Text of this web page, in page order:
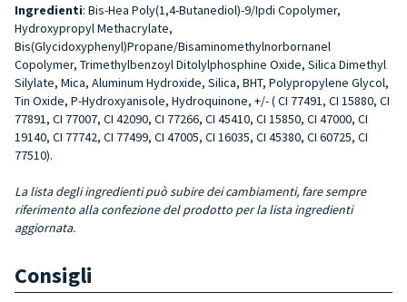
Ingredienti: Bis-Hea Poly(1,4-Butanediol)-9/Ipdi Copolymer,
Hydroxypropyl Methacrylate,
Bis(Glycidoxyphenyl)Propane/Bisaminomethylnorbornanel
Copolymer, Trimethylbenzoyl Ditolylphosphine Oxide, Silica Dimethyl
Silylate, Mica, Aluminum Hydroxide, Silica, BHT, Polypropylene Glycol,
Tin Oxide, P-Hydroxyanisole, Hydroquinone, +/- ( CI 77491, CI 15880, CI
77891, CI 77007, CI 42090, CI 77266, CI 45410, CI 15850, CI 47000, CI
19140, CI 77742, CI 77499, CI 47005, CI 16035, CI 45380, CI 60725, CI
77510).
La lista degli ingredienti può subire dei cambiamenti, fare sempre
riferimento alla confezione del prodotto per la lista ingredienti
aggiornata.
Consigli